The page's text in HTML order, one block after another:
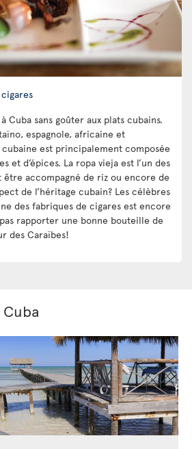
Cuba sans goûter aux plats cubains.
espagnole, africaine et
est principalement composée
et d’épices. La ropa vieja est l’un des
être accompagné de riz ou encore de
de l’héritage cubain? Les célèbres
des fabriques de cigares est encore
rapporter une bonne bouteille de
des Caraïbes!